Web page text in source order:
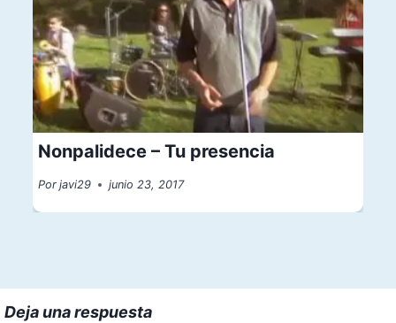
Nonpalidece – Tu presencia
Por javi29 junio 23, 2017
Deja una respuesta